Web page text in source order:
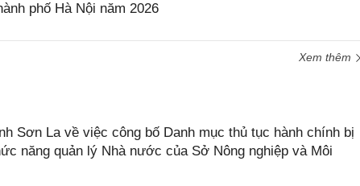
phố Hà Nội năm 2026
Xem thêm
Sơn La về việc công bố Danh mục thủ tục hành chính bị
năng quản lý Nhà nước của Sở Nông nghiệp và Môi